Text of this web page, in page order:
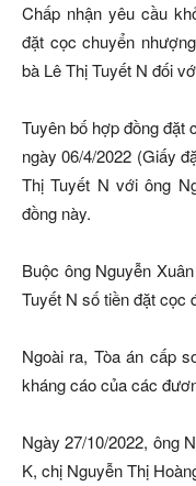
Chấp nhận yêu cầu
đặt cọc chuyển
bà Lê Thị Tuyết N đối
Tuyên bố hợp đồng đặt
ngày 06/4/2022 (Giấy
Thị Tuyết N với ông
đồng này.
Buộc ông Nguyễn
Tuyết N số tiền đặt cọc
Ngoài ra, Tòa án cấp
kháng cáo của các
Ngày 27/10/2022, ông
K, chị Nguyễn Thị